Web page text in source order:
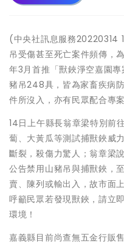
(中央社訊息服務20220314
吊受傷甚至死亡案件頻傳，
年3月首推「獸鋏淨空嘉園
豬吊248具，皆為家畜疾病
件所沒入，亦有民眾配合專案
14日上午縣長翁章梁特別前
蔔、大黃瓜等測試捕獸鋏威
斷裂，殺傷力驚人；翁章梁
公告禁用山豬吊與捕獸鋏，
賣、陳列或輸出入，故市面
呼籲民眾若發現獸鋏，請立
環境！
嘉義縣目前尚查無五金行販